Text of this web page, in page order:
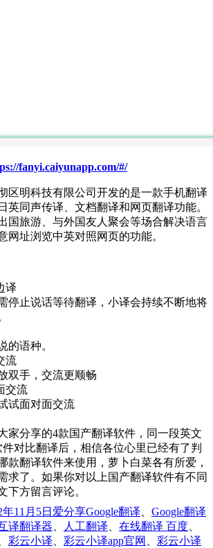
fanyi.caiyunapp.com/#/
区明科技有限公司开发的是一款手机翻译
英同声传译、文档翻译和网页翻译功能。
国旅游、与外国友人聚会等场合解决语言
网址浏览中英对照网页的功能。
译
停止说话等待翻译，小译会持续不断地将
的语种。
流
双手，交流更顺畅
交流
试面对面交流
家分享的4款国产翻译软件，同一段英文
对比翻译后，相信各位心里已经有了判
款翻译软件来使用，萝卜白菜各有所爱，
求了。如果你对以上国产翻译软件有不同
下方留言评论。
年11月5日 分
爱分享标
签
Google翻译
Google翻译
译翻译器 人工翻译 在线翻译 百度
彩云小译 彩云小译app官网
彩云小译